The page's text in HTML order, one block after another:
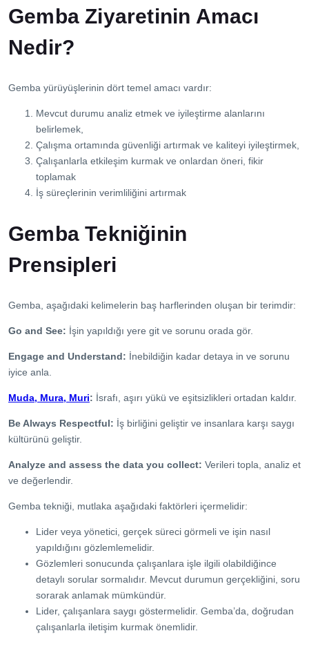
Gemba Ziyaretinin Amacı
Nedir?
Gemba yürüyüşlerinin dört temel amacı vardır:
Mevcut durumu analiz etmek ve iyileştirme alanlarını
belirlemek,
Çalışma ortamında güvenliği artırmak ve kaliteyi iyileştirmek,
Çalışanlarla etkileşim kurmak ve onlardan öneri, fikir
toplamak
İş süreçlerinin verimliliğini artırmak
Gemba Tekniğinin
Prensipleri
Gemba, aşağıdaki kelimelerin baş harflerinden oluşan bir terimdir:
Go and See: İşin yapıldığı yere git ve sorunu orada gör.
Engage and Understand: İnebildiğin kadar detaya in ve sorunu
iyice anla.
Muda, Mura, Muri: İsrafı, aşırı yükü ve eşitsizlikleri ortadan kaldır.
Be Always Respectful: İş birliğini geliştir ve insanlara karşı saygı
kültürünü geliştir.
Analyze and assess the data you collect: Verileri topla, analiz et
ve değerlendir.
Gemba tekniği, mutlaka aşağıdaki faktörleri içermelidir:
Lider veya yönetici, gerçek süreci görmeli ve işin nasıl
yapıldığını gözlemlemelidir.
Gözlemleri sonucunda çalışanlara işle ilgili olabildiğince
detaylı sorular sormalıdır. Mevcut durumun gerçekliğini, soru
sorarak anlamak mümkündür.
Lider, çalışanlara saygı göstermelidir. Gemba’da, doğrudan
çalışanlarla iletişim kurmak önemlidir.